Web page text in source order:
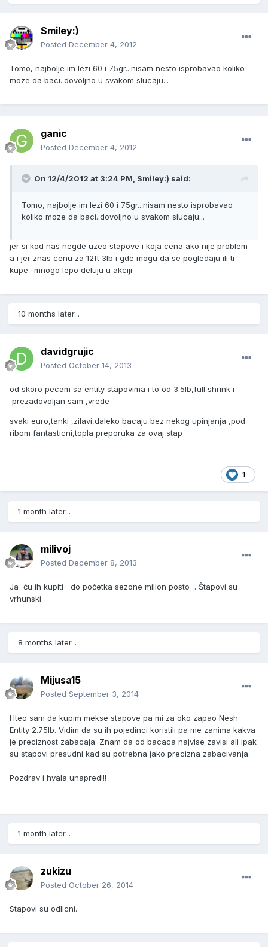
Smiley:)
Posted December 4, 2012
Tomo, najbolje im lezi 60 i 75gr...nisam nesto isprobavao koliko
moze da baci..dovoljno u svakom slucaju...
ganic
Posted December 4, 2012
On 12/4/2012 at 3:24 PM, Smiley:) said:
Tomo, najbolje im lezi 60 i 75gr...nisam nesto isprobavao
koliko moze da baci..dovoljno u svakom slucaju...
jer si kod nas negde uzeo stapove i koja cena ako nije problem .
a i jer znas cenu za 12ft 3lb i gde mogu da se pogledaju ili ti
kupe- mnogo lepo deluju u akciji
10 months later...
davidgrujic
Posted October 14, 2013
od skoro pecam sa entity stapovima i to od 3.5lb,full shrink i
prezadovoljan sam ,vrede
svaki euro,tanki ,zilavi,daleko bacaju bez nekog upinjanja ,pod
ribom fantasticni,topla preporuka za ovaj stap
1
1 month later...
milivoj
Posted December 8, 2013
Ja ću ih kupiti do početka sezone milion posto . Štapovi su
vrhunski
8 months later...
Mijusa15
Posted September 3, 2014
Hteo sam da kupim mekse stapove pa mi za oko zapao Nesh
Entity 2.75lb. Vidim da su ih pojedinci koristili pa me zanima kakva
je preciznost zabacaja. Znam da od bacaca najvise zavisi ali ipak
su stapovi presudni kad su potrebna jako precizna zabacivanja.
Pozdrav i hvala unapred!!!
1 month later...
zukizu
Posted October 26, 2014
Stapovi su odlicni.